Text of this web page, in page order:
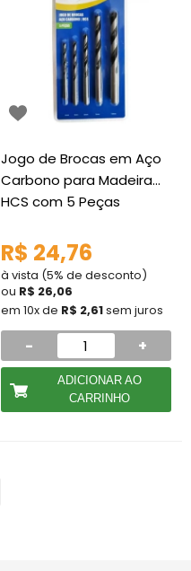
Jogo de Brocas em Aço
Carbono para Madeira
HCS com 5 Peças
R$ 24,76
à vista (5% de desconto)
ou R$ 26,06
em 10x de R$ 2,61sem juros
- +
ADICIONAR AO
CARRINHO